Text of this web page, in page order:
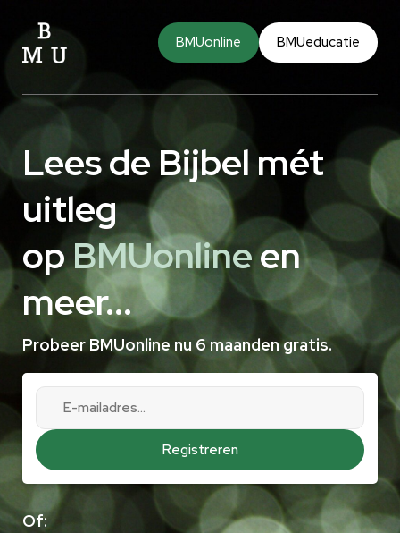
BMUonline BMUeducatie
Lees de Bijbel mét
uitleg
opBMUonlineen
meer...
Probeer BMUonline nu 6 maanden gratis.
Of: